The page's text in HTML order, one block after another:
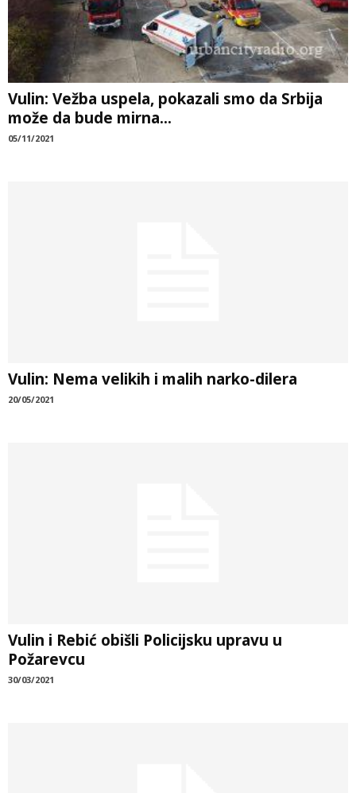
Vulin: Vežba uspela, pokazali smo da Srbija
može da bude mirna...
05/11/2021
Vulin: Nema velikih i malih narko-dilera
20/05/2021
Vulin i Rebić obišli Policijsku upravu u
Požarevcu
30/03/2021